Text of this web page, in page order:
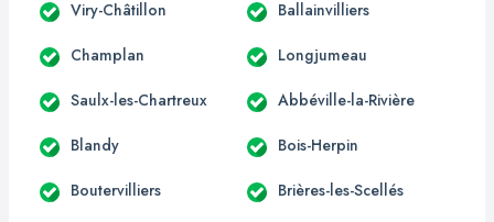
Viry-Châtillon Ballainvilliers
Champlan Longjumeau
Saulx-les-Chartreux Abbéville-la-Rivière
Blandy Bois-Herpin
Boutervilliers Brières-les-Scellés